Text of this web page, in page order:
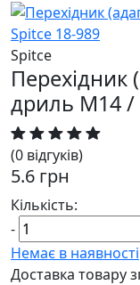
Spitce
дриль М14 /
(0 відгуків)
5.6 грн
Кількість:
-
Немає в наявності
Доставка товару